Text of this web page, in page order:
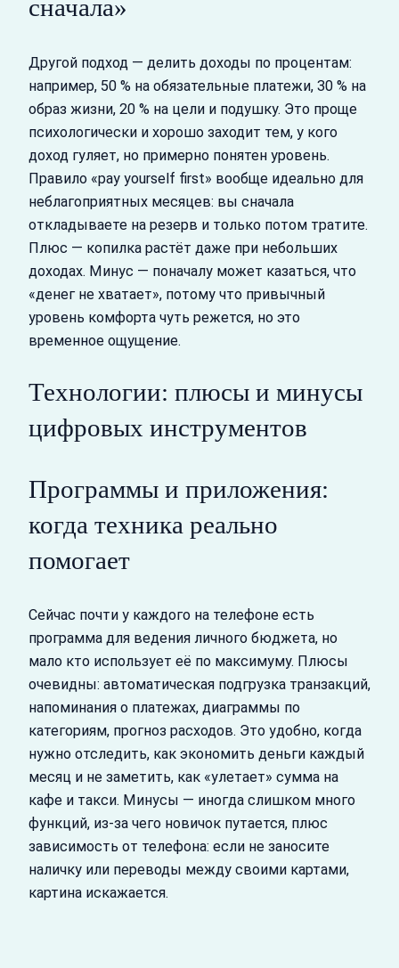
сначала»
Другой подход — делить доходы по процентам:
например, 50 % на обязательные платежи, 30 % на
образ жизни, 20 % на цели и подушку. Это проще
психологически и хорошо заходит тем, у кого
доход гуляет, но примерно понятен уровень.
Правило «pay yourself first» вообще идеально для
неблагоприятных месяцев: вы сначала
откладываете на резерв и только потом тратите.
Плюс — копилка растёт даже при небольших
доходах. Минус — поначалу может казаться, что
«денег не хватает», потому что привычный
уровень комфорта чуть режется, но это
временное ощущение.
Технологии: плюсы и минусы
цифровых инструментов
Программы и приложения:
когда техника реально
помогает
Сейчас почти у каждого на телефоне есть
программа для ведения личного бюджета, но
мало кто использует её по максимуму. Плюсы
очевидны: автоматическая подгрузка транзакций,
напоминания о платежах, диаграммы по
категориям, прогноз расходов. Это удобно, когда
нужно отследить, как экономить деньги каждый
месяц и не заметить, как «улетает» сумма на
кафе и такси. Минусы — иногда слишком много
функций, из-за чего новичок путается, плюс
зависимость от телефона: если не заносите
наличку или переводы между своими картами,
картина искажается.